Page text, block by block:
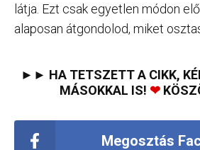
látja. Ezt csak egyetlen módon
alaposan átgondolod, miket
►► HA TETSZETT A CIKK,
MÁSOKKAL IS! ❤
Megosztás